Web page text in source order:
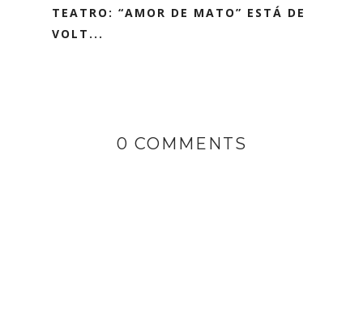
TEATRO: “AMOR DE MATO” ESTÁ DE
VOLT...
0 COMMENTS